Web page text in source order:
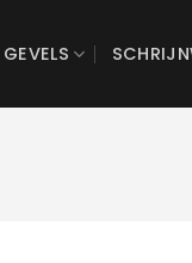
GEVELS